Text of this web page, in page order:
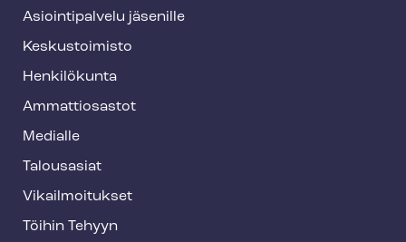
Asioin­ti­pal­ve­lu jäsenille
Keskustoimisto
Henkilökunta
Ammattiosastot
Medialle
Talousasiat
Vi­kail­moi­tuk­set
Töihin Tehyyn